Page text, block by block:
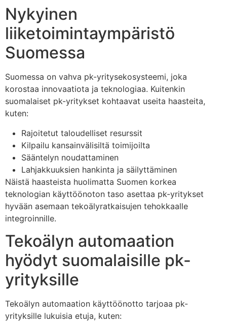
Nykyinen
liiketoimintaympäristö
Suomessa
Suomessa on vahva pk-yritysekosysteemi, joka
korostaa innovaatiota ja teknologiaa. Kuitenkin
suomalaiset pk-yritykset kohtaavat useita haasteita,
kuten:
Rajoitetut taloudelliset resurssit
Kilpailu kansainvälisiltä toimijoilta
Sääntelyn noudattaminen
Lahjakkuuksien hankinta ja säilyttäminen
Näistä haasteista huolimatta Suomen korkea
teknologian käyttöönoton taso asettaa pk-yritykset
hyvään asemaan tekoälyratkaisujen tehokkaalle
integroinnille.
Tekoälyn automaation
hyödyt suomalaisille pk-
yrityksille
Tekoälyn automaation käyttöönotto tarjoaa pk-
yrityksille lukuisia etuja, kuten: